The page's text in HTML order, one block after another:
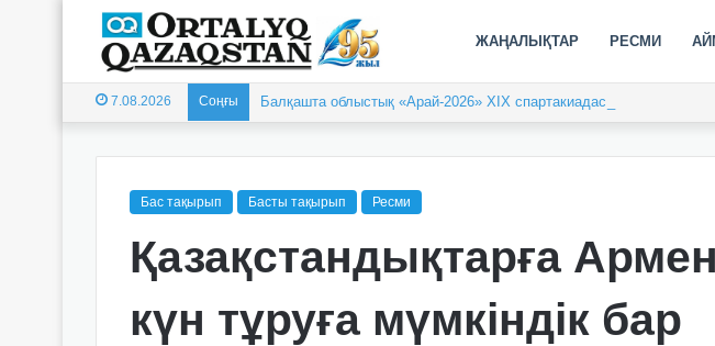
ЖАҢАЛЫҚТАР РЕСМИ
7.08.2026 Соңғы Балқашта облыстық «Арай-2026» XIX спартакиадасы басталды
Бас тақырып Басты тақырып Ресми
Қазақстандықтарға
күн тұруға мүмкіндік бар